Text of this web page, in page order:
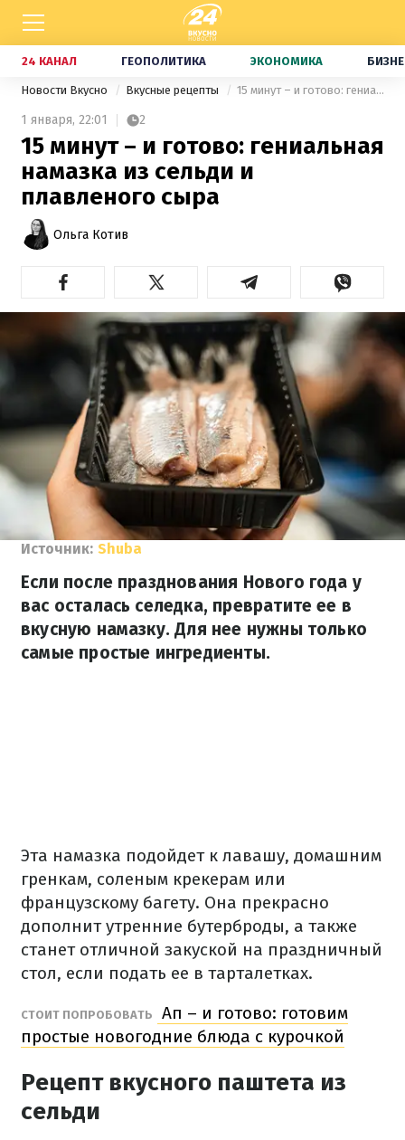
24 КАНАЛ ГЕОПОЛИТИКА ЭКОНОМИКА
Новости Вкусно Вкусные рецепты 15 минут – и готово: гениальная намазка из сельди и плавленого сыра
1 января, 22:01 2
15 минут – и готово: гениальная
намазка из сельди и
плавленого сыра
Ольга Котив
Источник: Shuba
Если после празднования Нового года у
вас осталась селедка, превратите ее в
вкусную намазку. Для нее нужны только
самые простые ингредиенты.
Эта намазка подойдет к лавашу, домашним
гренкам, соленым крекерам или
французскому багету. Она прекрасно
дополнит утренние бутерброды, а также
станет отличной закуской на праздничный
стол, если подать ее в тарталетках.
СТОИТ ПОПРОБОВАТЬ
Ап – и готово: готовим
простые новогодние блюда с курочкой
Рецепт вкусного паштета из
сельди